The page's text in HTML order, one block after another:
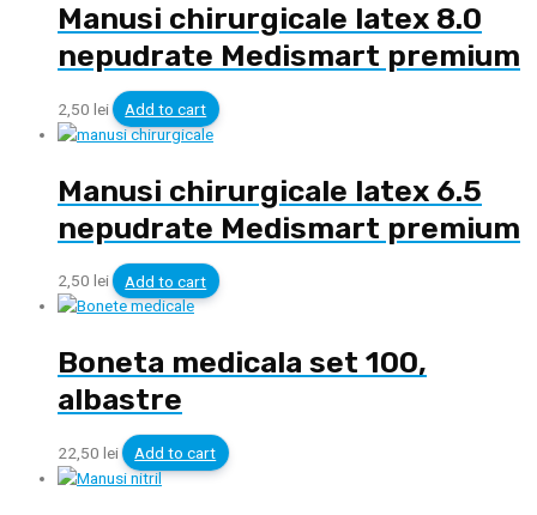
Manusi chirurgicale latex 8.0
nepudrate Medismart premium
2,50 lei Add to cart
Manusi chirurgicale latex 6.5
nepudrate Medismart premium
2,50 lei Add to cart
Boneta medicala set 100,
albastre
22,50 lei Add to cart